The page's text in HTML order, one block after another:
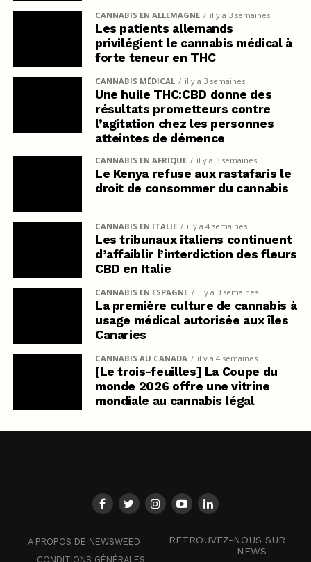
CANNABIS EN ALLEMAGNE il y a 3 semaines
Les patients allemands
privilégient le cannabis médical à
forte teneur en THC
CANNABIS MÉDICAL il y a 3 semaines
Une huile THC:CBD donne des
résultats prometteurs contre
l’agitation chez les personnes
atteintes de démence
CANNABIS EN AFRIQUE il y a 3 semaines
Le Kenya refuse aux rastafaris le
droit de consommer du cannabis
CANNABIS EN ITALIE il y a 4 semaines
Les tribunaux italiens continuent
d’affaiblir l’interdiction des fleurs
CBD en Italie
CANNABIS EN ESPAGNE il y a 3 semaines
La première culture de cannabis à
usage médical autorisée aux îles
Canaries
CANNABIS AU CANADA il y a 4 semaines
[Le trois-feuilles] La Coupe du
monde 2026 offre une vitrine
mondiale au cannabis légal
A PROPOS DE NEWSWEED
CONDITIONS GÉNÉRALES
RETROUVEZ-NOUS SUR
NEWS